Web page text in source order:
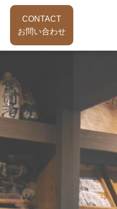
CONTACT
お問い合わせ